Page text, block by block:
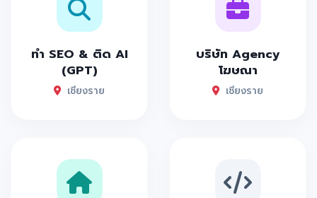
ทำ SEO & ติด AI
(GPT)
เชียงราย
บริษัท Agency
โฆษณา
เชียงราย